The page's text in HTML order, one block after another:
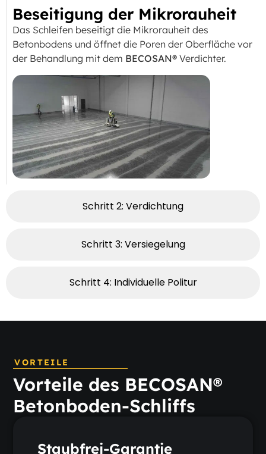
Schritt 2: Verdichtung
Schritt 3: Versiegelung
Schritt 4: Individuelle Politur
Beseitigung der Mikrorauheit
Das Schleifen beseitigt die Mikrorauheit des
Betonbodens und öffnet die Poren der Oberfläche vor
der Behandlung mit dem BECOSAN® Verdichter.
VORTEILE
Vorteile des BECOSAN®
Betonboden-Schliffs
Staubfrei-Garantie